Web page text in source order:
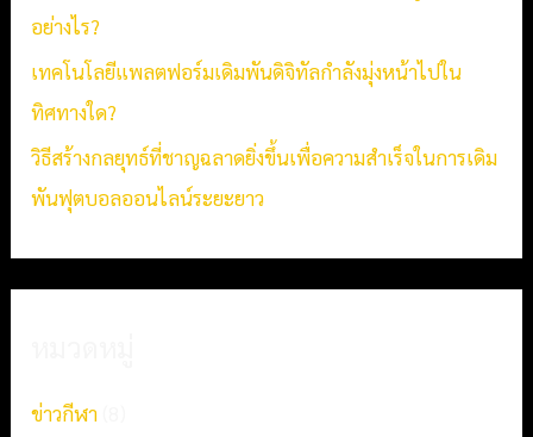
อย่างไร?
เทคโนโลยีแพลตฟอร์มเดิมพันดิจิทัลกำลังมุ่งหน้าไปใน
ทิศทางใด?
วิธีสร้างกลยุทธ์ที่ชาญฉลาดยิ่งขึ้นเพื่อความสำเร็จในการเดิม
พันฟุตบอลออนไลน์ระยะยาว
ข่าวกีฬา